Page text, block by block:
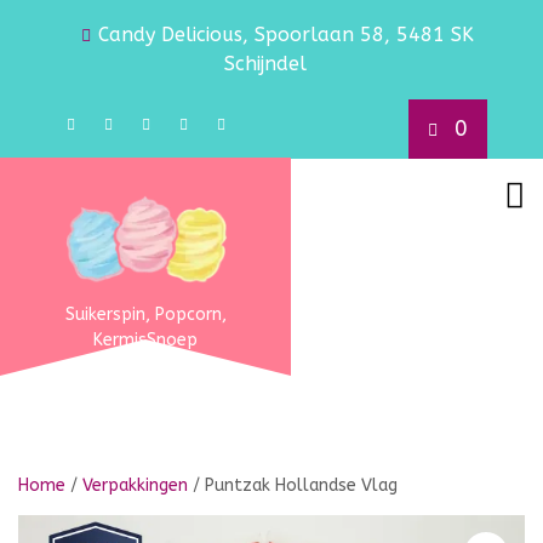
Candy Delicious, Spoorlaan 58, 5481 SK
Schijndel
0
Suikerspin, Popcorn,
KermisSnoep
Home / Verpakkingen / Puntzak Hollandse Vlag